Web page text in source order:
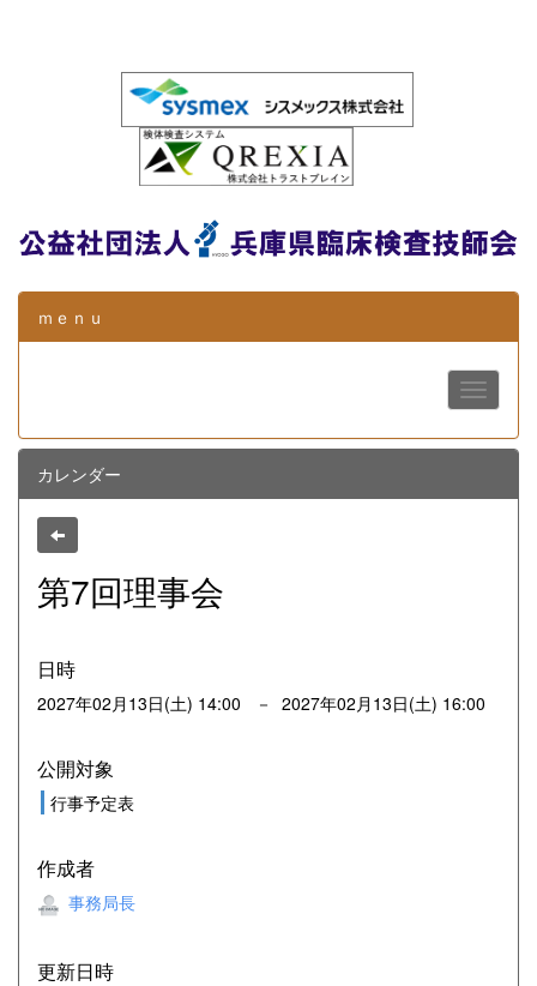
ｍｅｎｕ
カレンダー
第7回理事会
日時
2027年02月13日(土) 14:00 － 2027年02月13日(土) 16:00
公開対象
行事予定表
作成者
事務局長
更新日時